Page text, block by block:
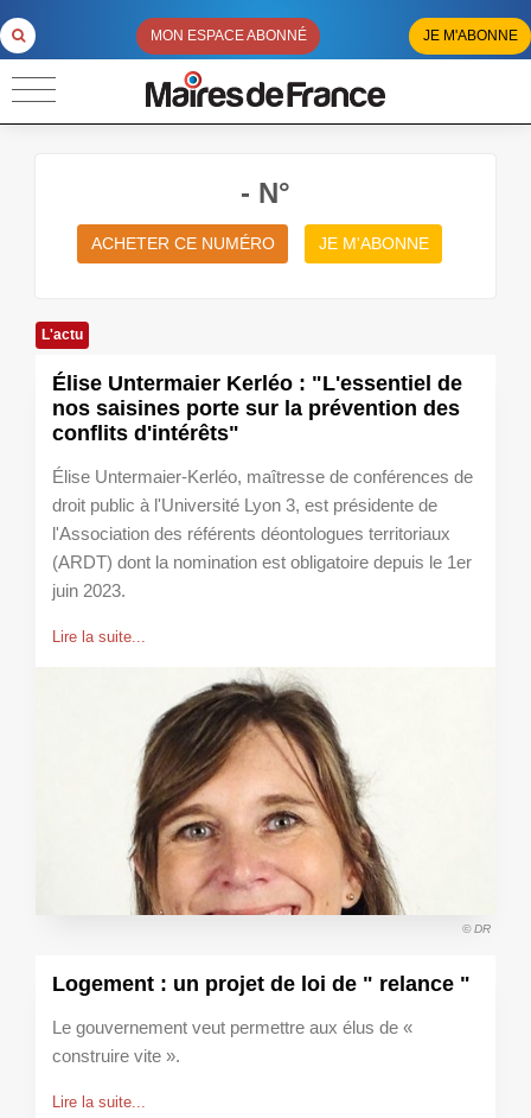
MON ESPACE ABONNÉ JE M'ABONNE
- N°
ACHETER CE NUMÉRO JE M'ABONNE
L'actu
Élise Untermaier Kerléo : "L'essentiel de
nos saisines porte sur la prévention des
conflits d'intérêts"
Élise Untermaier-Kerléo, maîtresse de conférences de
droit public à l'Université Lyon 3, est présidente de
l'Association des référents déontologues territoriaux
(ARDT) dont la nomination est obligatoire depuis le 1er
juin 2023.
Lire la suite...
© DR
Logement : un projet de loi de " relance "
Le gouvernement veut permettre aux élus de «
construire vite ».
Lire la suite...